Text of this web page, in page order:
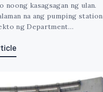
noong kasagsagan ng ulan.
na ang pumping station
ng Department…